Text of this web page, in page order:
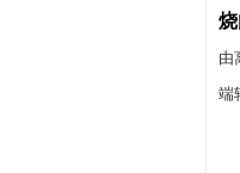
由
端